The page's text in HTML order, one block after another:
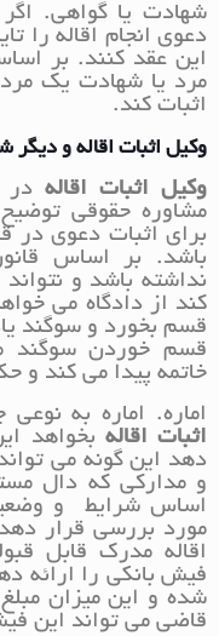
شهادت یا گواهی.
دعوی انجام اقاله را
این عقد کنند. بر
مرد یا شهادت یک
اثبات کند.
وکیل اثبات اقاله و دیگر
وکیل اثبات اقاله در
مشاوره حقوقی
برای اثبات دعوی در
باشد. بر اساس
نداشته باشد و
کند از دادگاه می
قسم بخورد و سوگند
قسم خوردن سوگند
خاتمه پیدا می کند و
اماره. اماره به
اثبات اقاله بخواهد
دهد این گونه می
و مدارکی که دال
اساس شرایط و
مورد بررسی قرار
اقاله مدرک قابل
فیش بانکی را ارائه
شده و این میزان مبلغ
قاضی می تواند این